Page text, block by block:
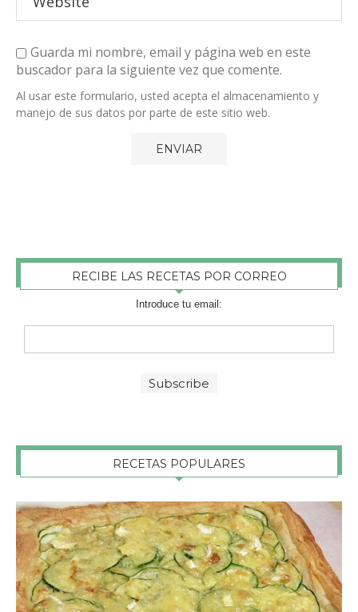
Guarda mi nombre, email y página web en este
buscador para la siguiente vez que comente.
Al usar este formulario, usted acepta el almacenamiento y
manejo de sus datos por parte de este sitio web.
RECIBE LAS RECETAS POR CORREO
Introduce tu email:
RECETAS POPULARES